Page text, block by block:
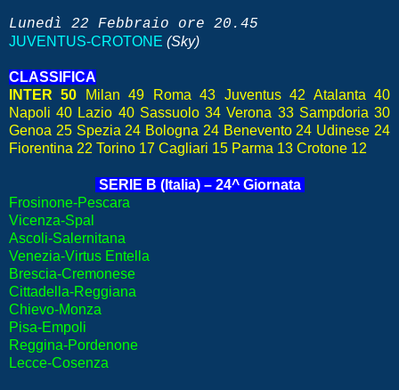
Lunedì 22 Febbraio ore 20.45
JUVENTUS-CROTONE (Sky)
CLASSIFICA
INTER 50 Milan 49 Roma 43 Juventus 42 Atalanta 40
Napoli 40 Lazio 40 Sassuolo 34 Verona 33 Sampdoria 30
Genoa 25 Spezia 24 Bologna 24 Benevento 24 Udinese 24
Fiorentina 22 Torino 17 Cagliari 15 Parma 13 Crotone 12
SERIE B (Italia) – 24^ Giornata
Frosinone-Pescara
Vicenza-Spal
Ascoli-Salernitana
Venezia-Virtus Entella
Brescia-Cremonese
Cittadella-Reggiana
Chievo-Monza
Pisa-Empoli
Reggina-Pordenone
Lecce-Cosenza